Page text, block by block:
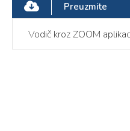
Preuzmite
Vodič kroz ZOOM